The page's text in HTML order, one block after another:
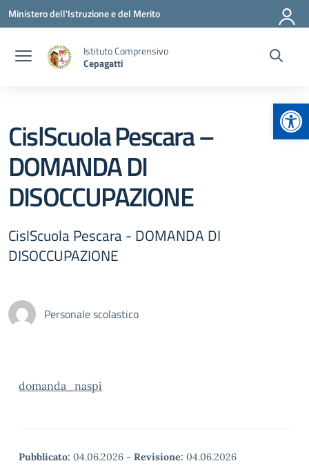
Vai ai contenuti
Vai al menu di navigazione
Vai al footer
Ministero dell'Istruzione e del Merito
Istituto Comprensivo
Cepagatti
CislScuola Pescara –
DOMANDA DI
DISOCCUPAZIONE
CislScuola Pescara - DOMANDA DI
DISOCCUPAZIONE
Personale scolastico
domanda_naspi
Pubblicato: 04.06.2026 - Revisione: 04.06.2026